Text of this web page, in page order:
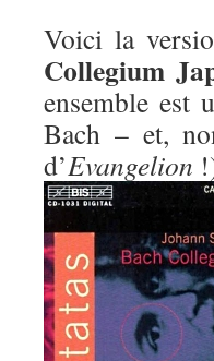
Voici la
Collegium
ensemble est
Bach – et,
d’Evangelion